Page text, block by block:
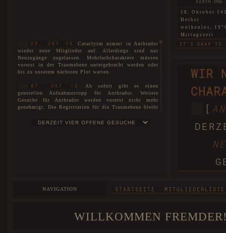
29. OKT 18
Cataclysm nimmt in Anthrador
wieder neue Mitglieder auf. Allerdings sind nur
Neuzugänge zugelassen. Mehrfachcharaktere müssen
vorerst in der Traumebene untergebracht werden oder
bis zu unserem nächsten Plot warten.
07. OKT 18
Ab sofort gibt es einen
generellen Aufnahmestopp für Anthrador. Weitere
Gesuche für Anthrador werden vorerst nicht mehr
genehmigt. Die Registration für die Traumebene bleibt
sich auf unsererWARTELISTEeintragen lassen.
wir begrüßen offiziell unsere Neuzugänge und heißen
Das Forum wurde im Zuge der
DSGVO einigen Veränderungen unterzogen. Sollten
18. Oktober
Herbst
wolkenlos,
Mittagszeit
IT'S OKAY TO
18. Oktober
nebelig, 6°C
THIS LAND
wolkenlos,
BEGGARS
18. Oktober
WIR
[
NAVIGATION STARTSEITE MITGLIEDERLISTE
WILLKOMMEN